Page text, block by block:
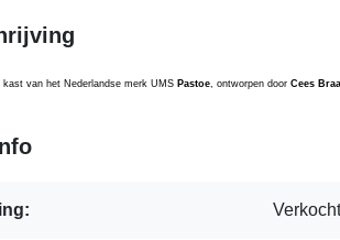
kast van het Nederlandse merk UMS Pastoe , ontworpen door Cees
Verkocht